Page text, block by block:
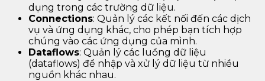
dụng trong các trường dữ liệu.
Connections: Quản lý các kết nối đến các dịch
vụ và ứng dụng khác, cho phép bạn tích hợp
chúng vào các ứng dụng của mình.
Dataflows: Quản lý các luồng dữ liệu
(dataflows) để nhập và xử lý dữ liệu từ nhiều
nguồn khác nhau.